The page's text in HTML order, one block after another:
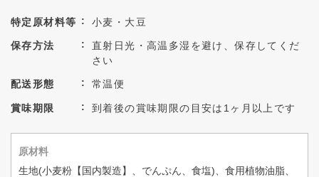
特定原材料等 小麦・大豆
保存方法
直射日光・高温多湿を避け、保存してくだ
さい
配送形態 常温便
賞味期限 到着後の賞味期限の目安は1ヶ月以上です
原材料
生地(小麦粉【国内製造】、でんぷん、食塩)、食用植物油脂、